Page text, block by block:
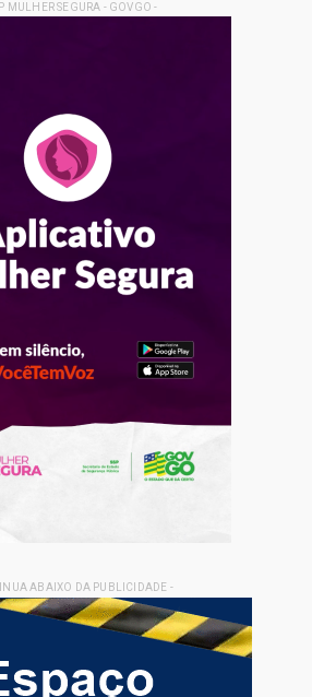
MULHER SEGURA - GOVGO -
ABAIXO DA PUBLICIDADE -